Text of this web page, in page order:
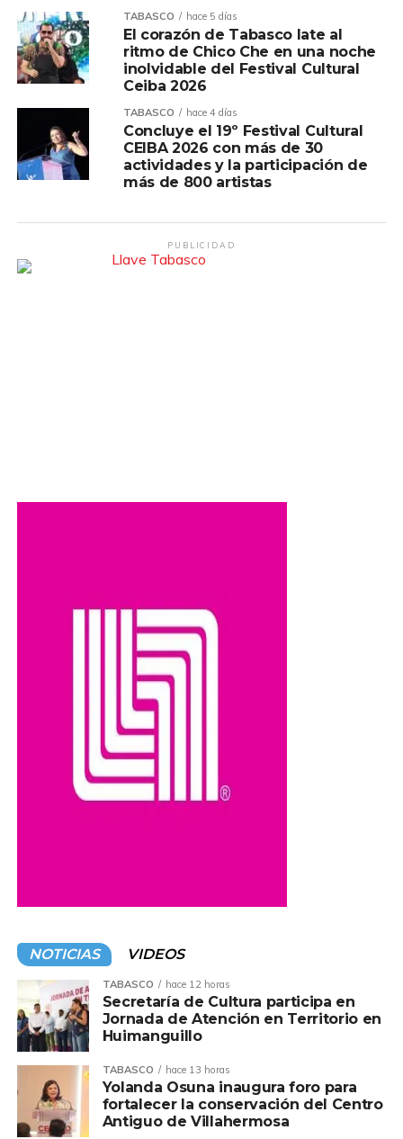
TABASCO hace 5 días
El corazón de Tabasco late al
ritmo de Chico Che en una noche
inolvidable del Festival Cultural
Ceiba 2026
TABASCO hace 4 días
Concluye el 19º Festival Cultural
CEIBA 2026 con más de 30
actividades y la participación de
más de 800 artistas
PUBLICIDAD
NOTICIAS VIDEOS
TABASCO hace 12 horas
Secretaría de Cultura participa en
Jornada de Atención en Territorio en
Huimanguillo
TABASCO hace 13 horas
Yolanda Osuna inaugura foro para
fortalecer la conservación del Centro
Antiguo de Villahermosa